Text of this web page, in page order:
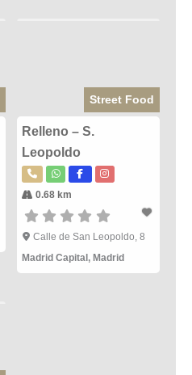
Street Food
Relleno – S.
Leopoldo
0.68 km
Calle de San Leopoldo, 8
Madrid Capital , Madrid